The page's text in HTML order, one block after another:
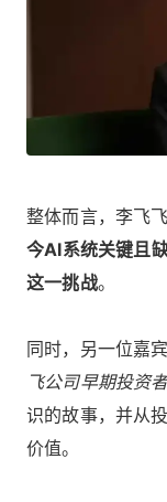
整体而言，李飞
今AI系统关键且
这一挑战。
同时，另一位嘉
飞公司早期投资者
识的故事，并从
价值。